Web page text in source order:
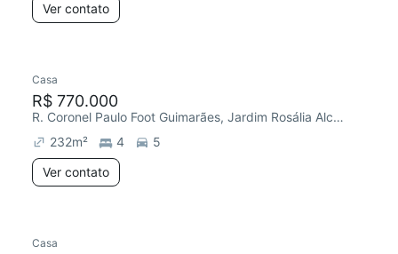
Ver contato
Casa
R$ 770.000
R. Coronel Paulo Foot Guimarães, Jardim Rosália Alcolea
232m² 4
5
Ver contato
Casa